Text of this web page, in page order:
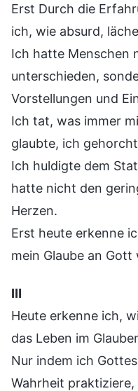
Erst Durch die
ich, wie absurd,
Ich hatte Menschen
unterschieden,
Vorstellungen und
Ich tat, was immer
glaubte, ich
Ich huldigte dem
hatte nicht den
Herzen.
Erst heute erkenne
mein Glaube an Gott
Ⅲ
Heute erkenne ich,
das Leben im
Nur indem ich
Wahrheit